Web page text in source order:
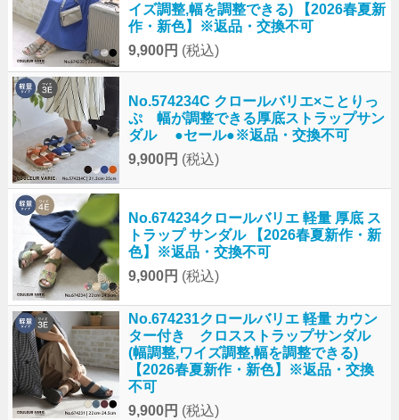
イズ調整,幅を調整できる) 【2026春夏新
作・新色】※返品・交換不可
9,900円 (税込)
No.574234C クロールバリエ×ことりっ
ぷ 幅が調整できる厚底ストラップサン
ダル ●セール●※返品・交換不可
9,900円 (税込)
No.674234クロールバリエ 軽量 厚底 ス
トラップ サンダル 【2026春夏新作・新
色】※返品・交換不可
9,900円 (税込)
No.674231クロールバリエ 軽量 カウン
ター付き クロスストラップサンダル
(幅調整,ワイズ調整,幅を調整できる)
【2026春夏新作・新色】※返品・交換
不可
9,900円 (税込)